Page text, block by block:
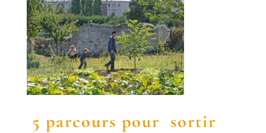
5 parcours pour sortir